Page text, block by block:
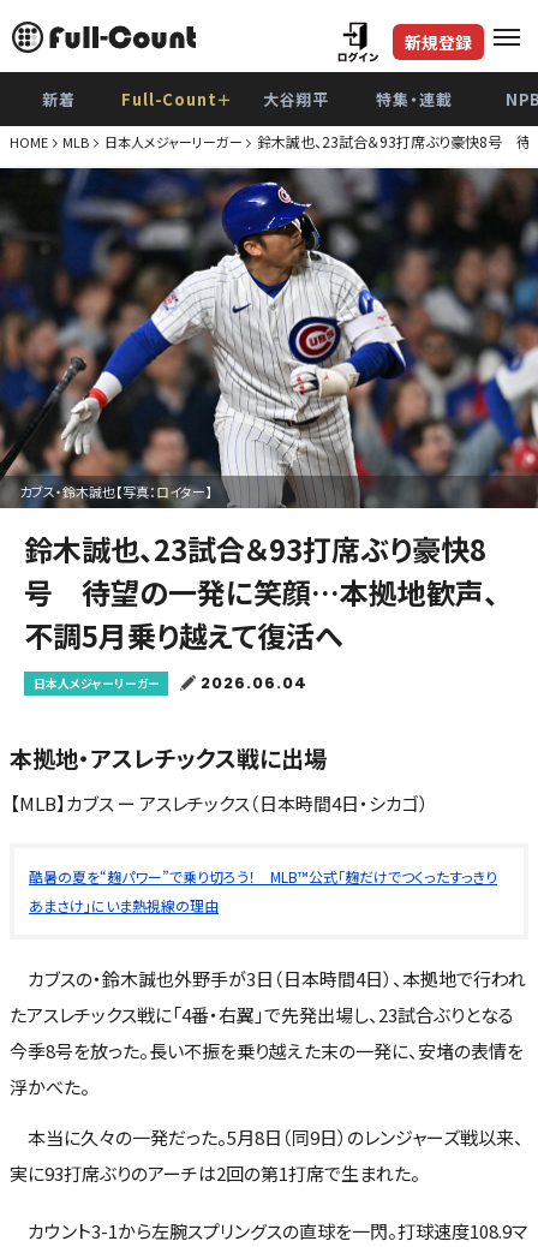
新規登録
新着 Full-Count＋ 大谷翔平 特集・連載
HOME MLB 日本人メジャーリーガー 鈴木誠也、23試合＆93打席ぶり豪快8号
カブス・鈴木誠也【写真：ロイター】
鈴木誠也、23試合＆93打席ぶり豪快8
号 待望の一発に笑顔…本拠地歓声、
不調5月乗り越えて復活へ
日本人メジャーリーガー 2026.06.04
本拠地・アスレチックス戦に出場
【MLB】カブス ー アスレチックス（日本時間4日・シカゴ）
酷暑の夏を“麹パワー”で乗り切ろう！ MLB™公式「麹だけでつくったすっきり
あまさけ」にいま熱視線の理由
カブスの・鈴木誠也外野手が3日（日本時間4日）、本拠地で行われ
たアスレチックス戦に「4番・右翼」で先発出場し、23試合ぶりとなる
今季8号を放った。長い不振を乗り越えた末の一発に、安堵の表情を
浮かべた。
本当に久々の一発だった。5月8日（同9日）のレンジャーズ戦以来、
実に93打席ぶりのアーチは2回の第1打席で生まれた。
カウント3-1から左腕スプリングスの直球を一閃。打球速度108.9マ